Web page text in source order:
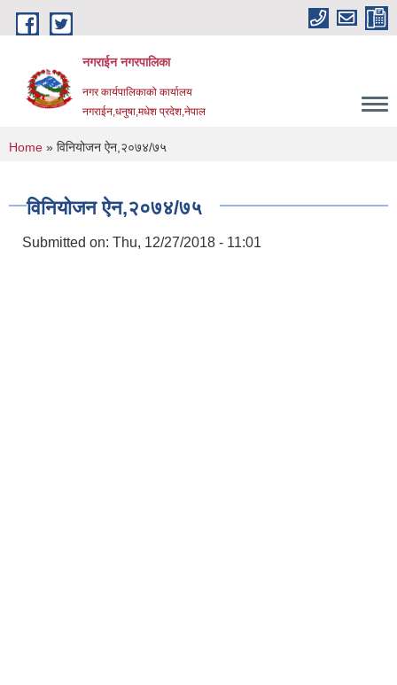
Skip to main content
नगराईन नगरपालिका
नगर कार्यपालिकाको कार्यालय
नगराईन,धनुषा,मधेश प्रदेश,नेपाल
You are here
Home » विनियोजन ऐन,२०७४/७५
विनियोजन ऐन,२०७४/७५
Submitted on: Thu, 12/27/2018 - 11:01